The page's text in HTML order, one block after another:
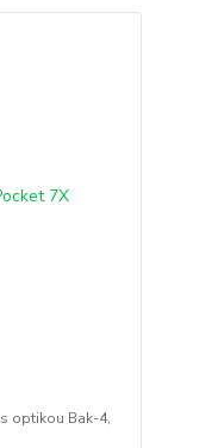
optikou Bak-4,